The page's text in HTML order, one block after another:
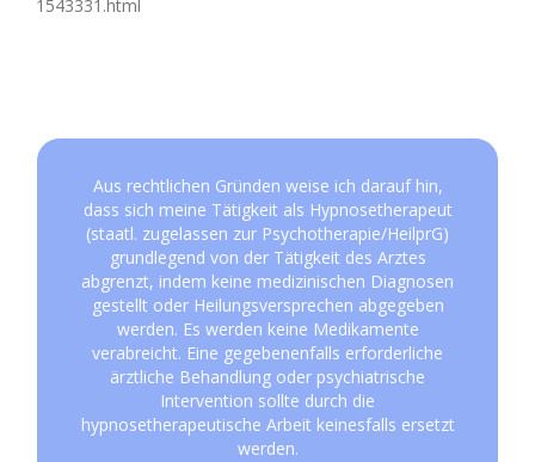
1543331.html
Aus rechtlichen Gründen weise ich darauf hin,
dass sich meine Tätigkeit als Hypnosetherapeut
(staatl. zugelassen zur Psychotherapie/HeilprG)
grundlegend von der Tätigkeit des Arztes
abgrenzt, indem keine medizinischen Diagnosen
gestellt oder Heilungsversprechen abgegeben
werden. Es werden keine Medikamente
verabreicht. Eine gegebenenfalls erforderliche
ärztliche Behandlung oder psychiatrische
Intervention sollte durch die
hypnosetherapeutische Arbeit keinesfalls ersetzt
werden.